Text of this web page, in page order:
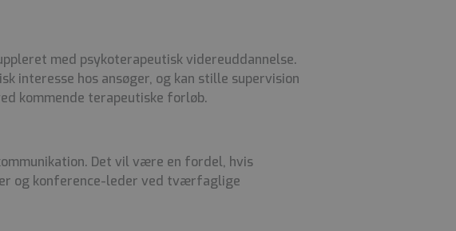
med psykoterapeutisk videreuddannelse.
interesse hos ansøger, og kan stille supervision
kommende terapeutiske forløb.
Det vil være en fordel, hvis
og konference-leder ved tværfaglige